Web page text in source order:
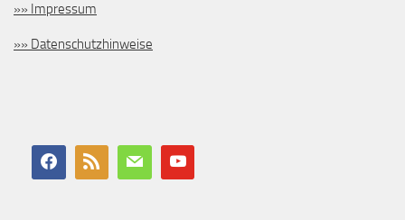
»» Impressum
»» Datenschutzhinweise